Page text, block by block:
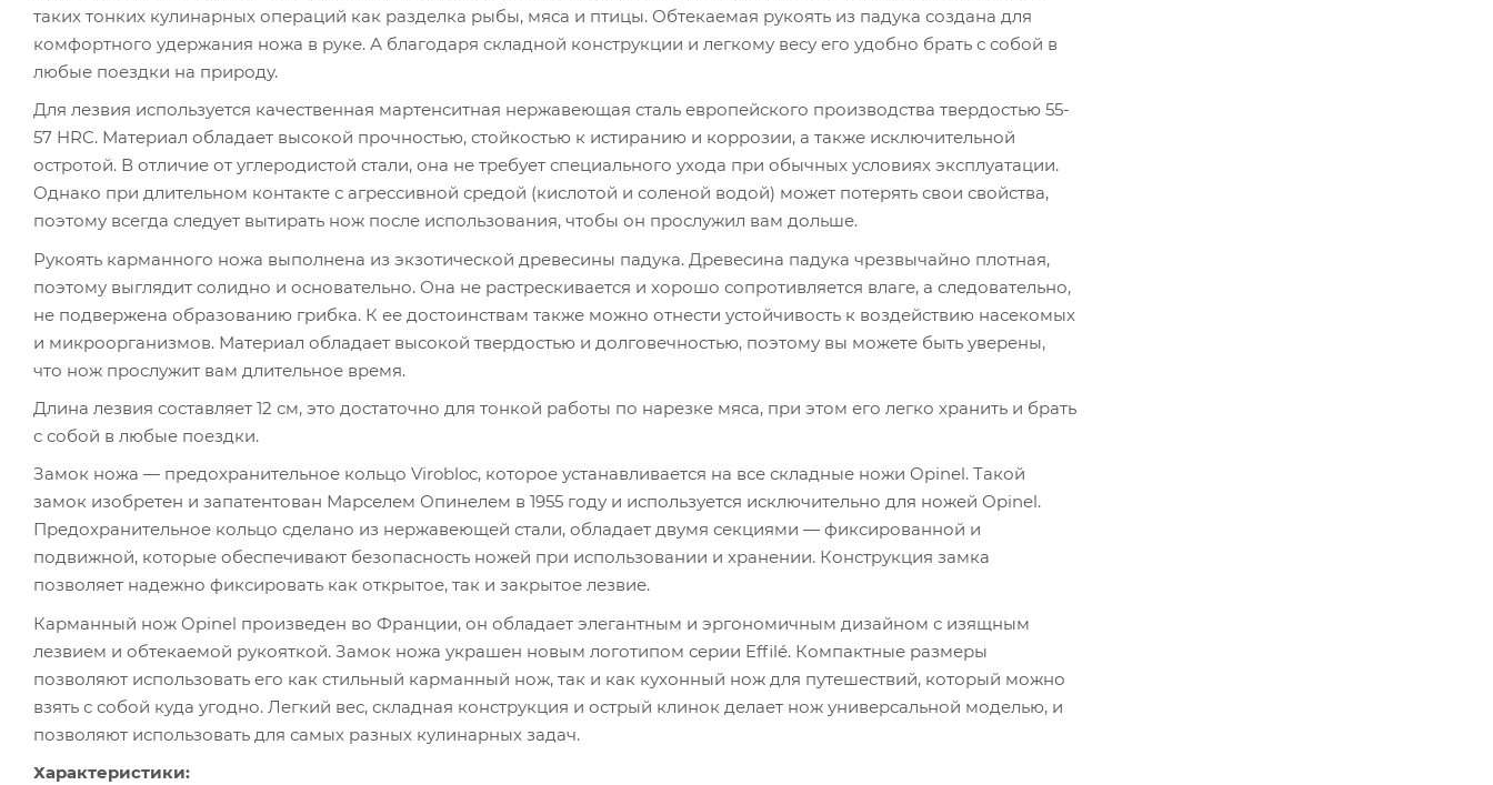
таких тонких кулинарных операций как разделка рыбы, мяса и птицы. Обтекаемая рукоять из падука создана для
комфортного удержания ножа в руке. А благодаря складной конструкции и легкому весу его удобно брать с собой в
любые поездки на природу.
Для лезвия используется качественная мартенситная нержавеющая сталь европейского производства твердостью 55-
57 HRC. Материал обладает высокой прочностью, стойкостью к истиранию и коррозии, а также исключительной
остротой. В отличие от углеродистой стали, она не требует специального ухода при обычных условиях эксплуатации.
Однако при длительном контакте с агрессивной средой (кислотой и соленой водой) может потерять свои свойства,
поэтому всегда следует вытирать нож после использования, чтобы он прослужил вам дольше.
Рукоять карманного ножа выполнена из экзотической древесины падука. Древесина падука чрезвычайно плотная,
поэтому выглядит солидно и основательно. Она не растрескивается и хорошо сопротивляется влаге, а следовательно,
не подвержена образованию грибка. К ее достоинствам также можно отнести устойчивость к воздействию насекомых
и микроорганизмов. Материал обладает высокой твердостью и долговечностью, поэтому вы можете быть уверены,
что нож прослужит вам длительное время.
Длина лезвия составляет 12 см, это достаточно для тонкой работы по нарезке мяса, при этом его легко хранить и брать
с собой в любые поездки.
Замок ножа — предохранительное кольцо Virobloc, которое устанавливается на все складные ножи Opinel. Такой
замок изобретен и запатентован Марселем Опинелем в 1955 году и используется исключительно для ножей Opinel.
Предохранительное кольцо сделано из нержавеющей стали, обладает двумя секциями — фиксированной и
подвижной, которые обеспечивают безопасность ножей при использовании и хранении. Конструкция замка
позволяет надежно фиксировать как открытое, так и закрытое лезвие.
Карманный нож Opinel произведен во Франции, он обладает элегантным и эргономичным дизайном с изящным
лезвием и обтекаемой рукояткой. Замок ножа украшен новым логотипом серии Effilé. Компактные размеры
позволяют использовать его как стильный карманный нож, так и как кухонный нож для путешествий, который можно
взять с собой куда угодно. Легкий вес, складная конструкция и острый клинок делает нож универсальной моделью, и
позволяют использовать для самых разных кулинарных задач.
Характеристики: